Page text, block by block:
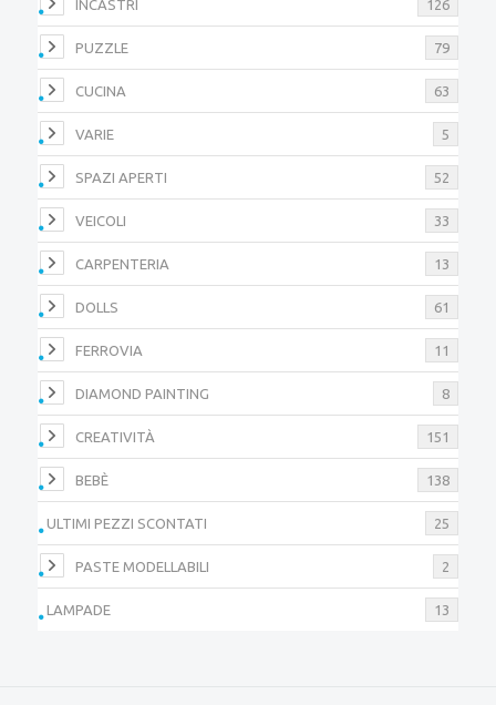
INCASTRI 126
PUZZLE 79
CUCINA 63
VARIE 5
SPAZI APERTI 52
VEICOLI 33
CARPENTERIA 13
DOLLS 61
FERROVIA 11
DIAMOND PAINTING 8
CREATIVITÀ 151
BEBÈ 138
ULTIMI PEZZI SCONTATI 25
PASTE MODELLABILI 2
LAMPADE 13